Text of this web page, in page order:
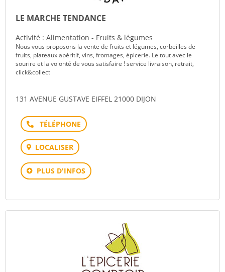
LE MARCHE TENDANCE
Activité : Alimentation - Fruits & légumes
Nous vous proposons la vente de fruits et légumes, corbeilles de
fruits, plateaux apéritif, vins, fromages, épicerie. Le tout avec le
sourire et la volonté de vous satisfaire ! service livraison, retrait,
click&collect
131 AVENUE GUSTAVE EIFFEL 21000 DIJON
Téléphone
LOCALISER
PLUS D'INFOS